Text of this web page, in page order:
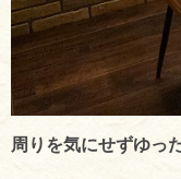
周りを気にせずゆっ